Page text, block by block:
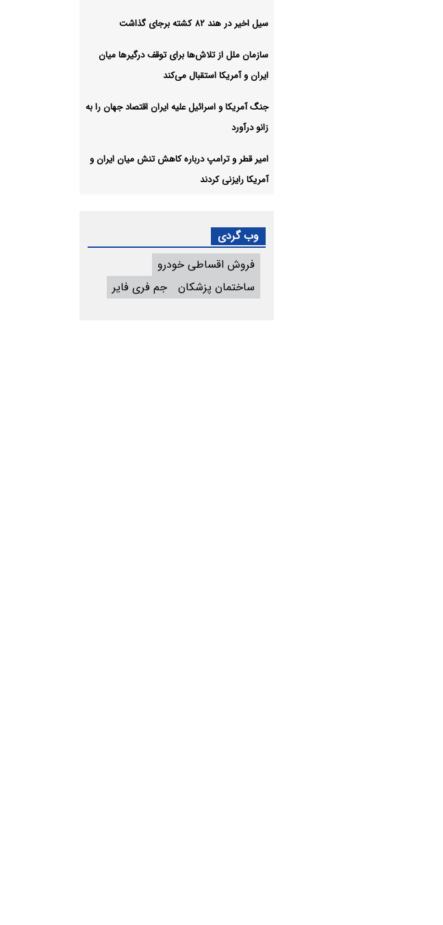
سیل اخیر در هند ۸۲ کشته برجای گذاشت
سازمان ملل از تلاش‌ها برای توقف درگیرها میان
ایران و آمریکا استقبال می‌کند
جنگ آمریکا و اسرائیل علیه ایران اقتصاد جهان را به
زانو درآورد
امیر قطر و ترامپ درباره کاهش تنش میان ایران و
آمریکا رایزنی کردند
وب گردی
فروش اقساطی خودرو
ساختمان پزشکان
جم فری فایر